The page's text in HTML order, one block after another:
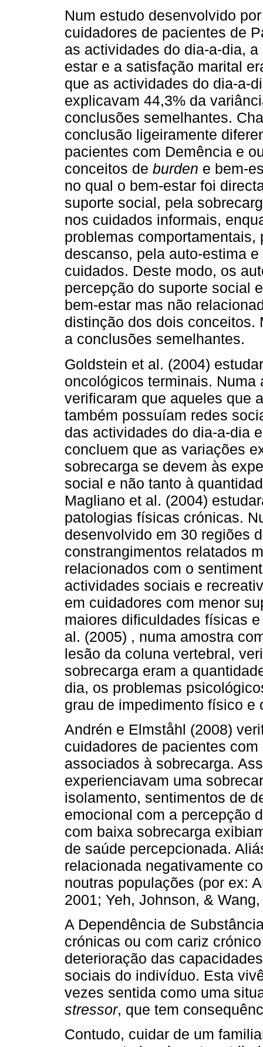
Num estudo desenvolvido
cuidadores de pacientes de
as actividades do dia-a-dia,
estar e a satisfação marital
que as actividades do dia-a-
explicavam 44,3% da
conclusões semelhantes.
conclusão ligeiramente
pacientes com Demência e
conceitos de burden e bem-
no qual o bem-estar foi
suporte social, pela
nos cuidados informais,
problemas
descanso, pela auto-estima
cuidados. Deste modo, os
percepção do suporte social
bem-estar mas não
distinção dos dois conceitos.
a conclusões semelhantes.
Goldstein et al. (2004)
oncológicos terminais.
verificaram que aqueles que
também possuíam redes
das actividades do dia-a-dia
concluem que as variações
sobrecarga se devem às
social e não tanto à
Magliano et al. (2004)
patologias físicas crónicas.
desenvolvido em 30 regiões
constrangimentos relatados
relacionados com o
actividades sociais e
em cuidadores com menor
maiores dificuldades físicas
al. (2005) , numa amostra
lesão da coluna vertebral,
sobrecarga eram a
dia, os problemas
grau de impedimento físico e
Andrén e Elmståhl (2008)
cuidadores de pacientes
associados à sobrecarga.
experienciavam uma
isolamento, sentimentos de
emocional com a percepção
com baixa sobrecarga
de saúde percepcionada.
relacionada negativamente
noutras populações (por ex:
2001; Yeh, Johnson, &
A Dependência de
crónicas ou com cariz
deterioração das
sociais do indivíduo. Esta
vezes sentida como uma
stressor, que tem
Contudo, cuidar de um